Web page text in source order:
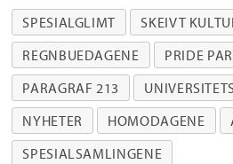
Billedsamlingen,Skeivt
Språksamlingene,
spennende og varierte
tekst, bilder og film.
SPESIALGLIMT SKEIVT
REGNBUEDAGENE
PRIDE
PARAGRAF 213
NYHETER
HOMODAGENE
SPESIALSAMLINGENE